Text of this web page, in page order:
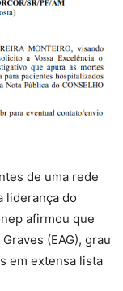
de uma rede
liderança do
afirmou que
(EAG), grau
em extensa lista